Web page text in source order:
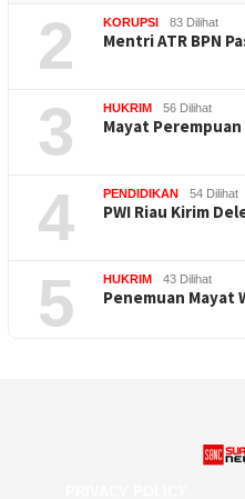
2 KORUPSI 83 Dilihat
Mentri ATR BPN
3 HUKRIM 56 Dilihat
Mayat
4 PENDIDIKAN 54 Dilihat
PWI Riau Kirim
5 HUKRIM 43 Dilihat
Penemuan Mayat